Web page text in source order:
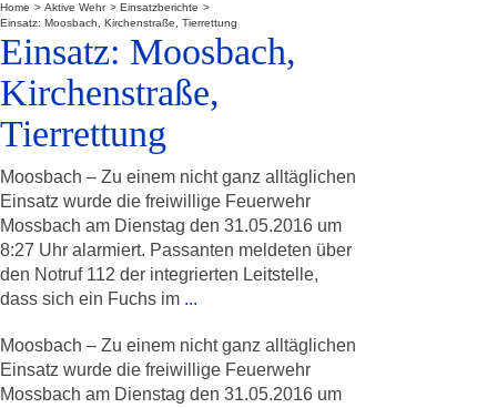
Home Aktive Wehr
Einsatzberichte
Einsatz: Moosbach, Kirchenstraße, Tierrettung
Einsatz: Moosbach,
Kirchenstraße,
Tierrettung
Moosbach – Zu einem nicht ganz alltäglichen
Einsatz wurde die freiwillige Feuerwehr
Mossbach am Dienstag den 31.05.2016 um
8:27 Uhr alarmiert. Passanten meldeten über
den Notruf 112 der integrierten Leitstelle,
dass sich ein Fuchs im ...
Moosbach – Zu einem nicht ganz alltäglichen
Einsatz wurde die freiwillige Feuerwehr
Mossbach am Dienstag den 31.05.2016 um